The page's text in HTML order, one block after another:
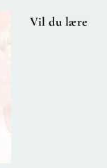
Vil du lære